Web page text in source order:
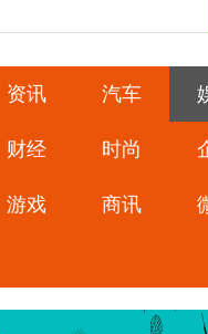
资讯 汽车
财经 时尚
游戏 商讯